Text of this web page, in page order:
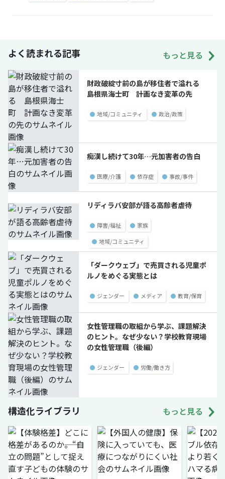
よく読まれる記事 もっと見る
財政破綻寸前の島が移住者で溢れる
島根県海士町 計画なき変革の先
● 地域/コミュニティ ● 政治/政策
痴漢し続けて30年…元加害者の告白
● 医療/介護 ● 依存症 ● 事故/事件
リディラバ安部が語る高齢者虐待
● 障害/福祉 ● 家族
● 地域/コミュニティ
「ダークウェブ」で売買される児童ポ
ルノをめぐる実態とは
● ジェンダー ● メディア ● 教育/保育
女性管理職の取組から学ぶ、課題解決
のヒント。なぜ少ない？学校教育現場
の女性管理職（後編）
● ジェンダー ● 労働/働き方
構造化ライブラリ もっと見る